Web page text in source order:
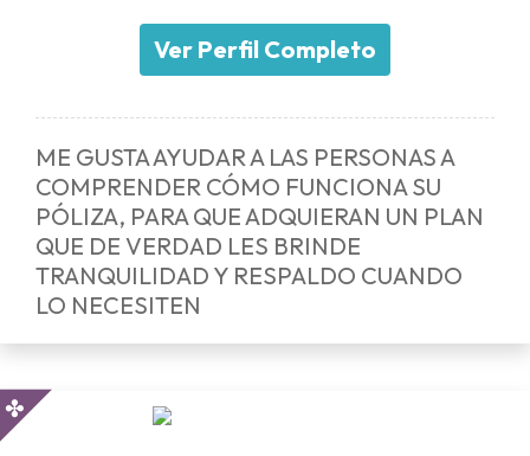
Ver Perfil Completo
ME GUSTA AYUDAR A LAS PERSONAS A
COMPRENDER CÓMO FUNCIONA SU
PÓLIZA, PARA QUE ADQUIERAN UN PLAN
QUE DE VERDAD LES BRINDE
TRANQUILIDAD Y RESPALDO CUANDO
LO NECESITEN